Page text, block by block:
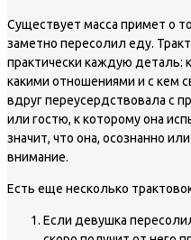
Существует масса примет о
заметно пересолил еду.
практически каждую деталь:
какими отношениями и с кем
вдруг переусердствовала с
или гостю, к которому она
значит, что она, осознанно
внимание.
Есть еще несколько
Если девушка